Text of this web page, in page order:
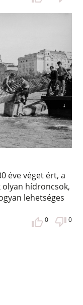
éve véget ért, a
hídroncsok,
lehetséges
0 0